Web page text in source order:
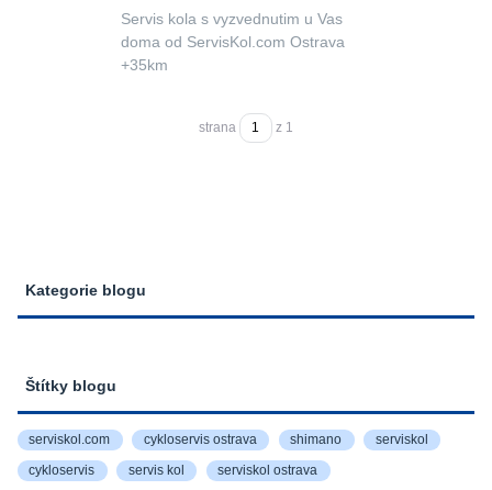
Kategorie blogu
Štítky blogu
serviskol.com cykloservis ostrava shimano serviskol
cykloservis servis kol serviskol ostrava
Servis kola s vyzvednutim u Vas
doma od ServisKol.com Ostrava
+35km
strana z 1